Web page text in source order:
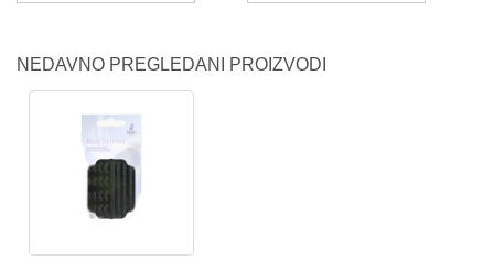
NEDAVNO PREGLEDANI PROIZVODI